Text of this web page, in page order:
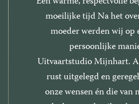
moeilijke tijd Na het
moeder werden wij op
persoonlijke
Uitvaartstudio Mijnhart.
rust uitgelegd en
onze wensen én die van